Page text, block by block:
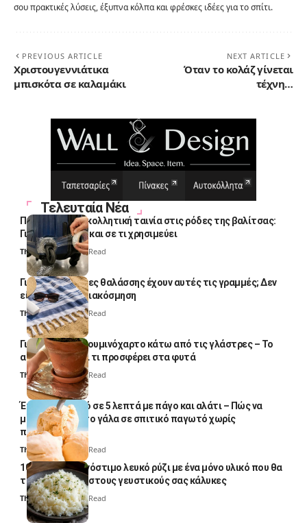
σου πρακτικές λύσεις, έξυπνα κόλπα και φρέσκες ιδέες για το σπίτι.
PREVIOUS ARTICLE
Χριστουγεννιάτικα
μπισκότα σε καλαμάκι
NEXT ARTICLE
Όταν το κολάζ γίνεται
τέχνη…
Τελευταία Νέα
Πολλοί βάζουν κολλητική ταινία στις ρόδες της βαλίτσας:
Γιατί το κάνουν και σε τι χρησιμεύει
Thali Ombre 4 Min Read
Γιατί οι πετσέτες θαλάσσης έχουν αυτές τις γραμμές; Δεν
είναι μόνο για διακόσμηση
Thali Ombre5 Min Read
Γιατί βάζουν αλουμινόχαρτο κάτω από τις γλάστρες – Το
απλό κόλπο και τι προσφέρει στα φυτά
Thali Ombre4 Min Read
Έτοιμο παγωτό σε 5 λεπτά με πάγο και αλάτι – Πώς να
μετατρέψετε το γάλα σε σπιτικό παγωτό χωρίς
παγωτομηχανή
Thali Ombre 4 Min Read
10 φορές ποιο νόστιμο λευκό ρύζι με ένα μόνο υλικό που θα
το απογειώσει στους γευστικούς σας κάλυκες
Thali Ombre4 Min Read